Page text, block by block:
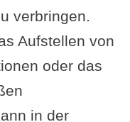
verbringen.
Aufstellen von
oder das
in der